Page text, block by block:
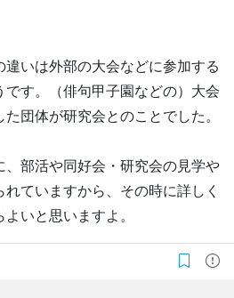
いは外部の大会などに参加する
す。（俳句甲子園などの）大会
団体が研究会とのことでした。
、部活や同好会・研究会の見学や
ていますから、その時に詳しく
いと思いますよ。